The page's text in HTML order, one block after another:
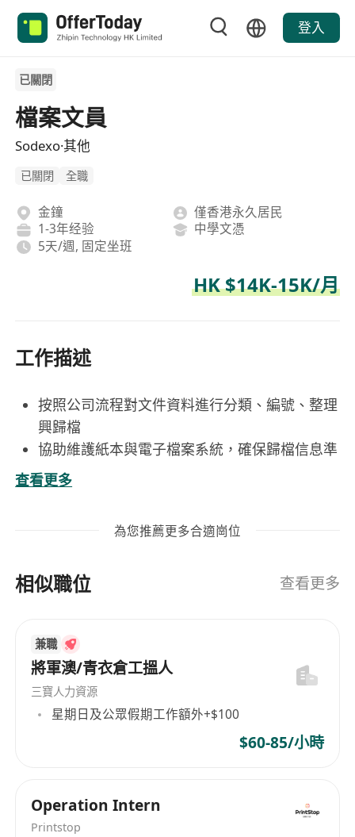
登入
已關閉
檔案文員
Sodexo·其他
已關閉 全職
金鐘
僅香港永久居民
1-3年经验
中學文憑
5天/週, 固定坐班
HK $14K-15K/月
工作描述
按照公司流程對文件資料進行分類、編號、整理
興歸檔
協助維護紙本與電子檔案系統，確保歸檔信息準
確完整
根據需求進行文件調閱、复印、訂裝與歸還
保持檔案區域整齊有序，確保文件安全與保密
查看更多
為您推薦更多合適崗位
相似職位 查看更多
兼職
將軍澳/青衣倉工搵人
三寶人力資源
星期日及公眾假期工作額外+$100
$60-85/小時
Operation Intern
Printstop